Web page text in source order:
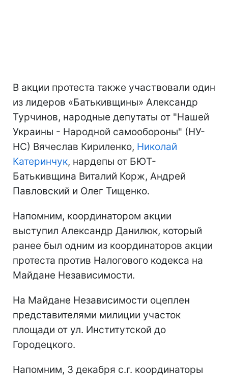
В акции протеста также участвовали один
из лидеров «Батькивщины» Александр
Турчинов, народные депутаты от "Нашей
Украины - Народной самообороны" (НУ-
НС) Вячеслав Кириленко, Николай
Катеринчук, нардепы от БЮТ-
Батькивщина Виталий Корж, Андрей
Павловский и Олег Тищенко.
Напомним, координатором акции
выступил Александр Данилюк, который
ранее был одним из координаторов акции
протеста против Налогового кодекса на
Майдане Независимости.
На Майдане Независимости оцеплен
представителями милиции участок
площади от ул. Институтской до
Городецкого.
Напомним, 3 декабря с.г. координаторы